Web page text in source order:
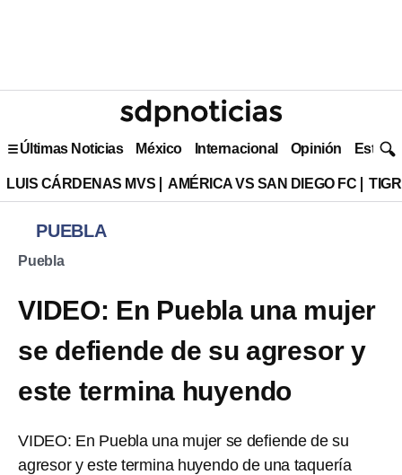
Últimas Noticias México Internacional Opinión Estilo
LUIS CÁRDENAS MVS AMÉRICA VS SAN DIEGO FC
PUEBLA
Puebla
VIDEO: En Puebla una mujer
se defiende de su agresor y
este termina huyendo
VIDEO: En Puebla una mujer se defiende de su
agresor y este termina huyendo de una taquería